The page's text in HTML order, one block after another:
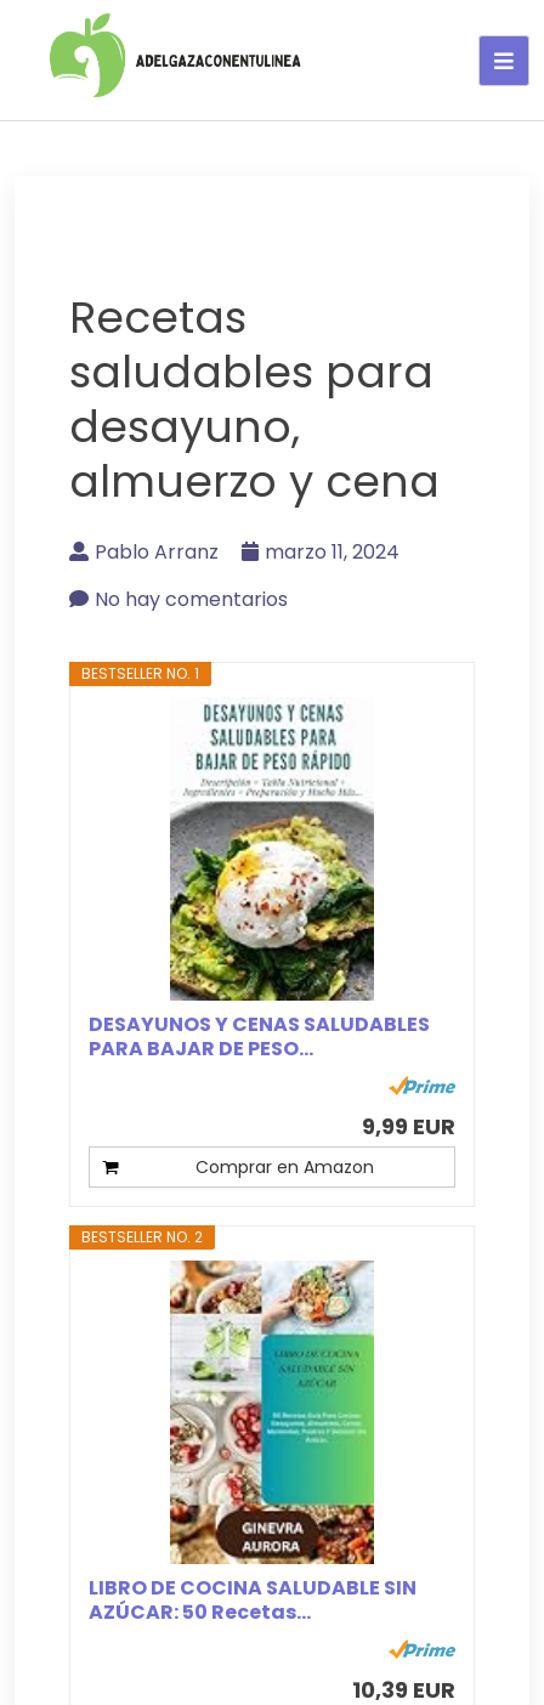
Recetas
saludables para
desayuno,
almuerzo y cena
Pablo Arranz
marzo 11, 2024
No hay comentarios
BESTSELLER NO. 1
DESAYUNOS Y CENAS SALUDABLES
PARA BAJAR DE PESO...
9,99 EUR
Comprar en Amazon
BESTSELLER NO. 2
LIBRO DE COCINA SALUDABLE SIN
AZÚCAR: 50 Recetas...
10,39 EUR